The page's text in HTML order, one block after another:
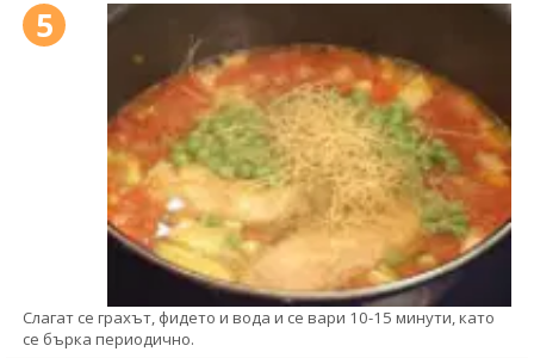
5
Слагат се грахът, фидето и вода и се вари 10-15 минути, като
се бърка периодично.